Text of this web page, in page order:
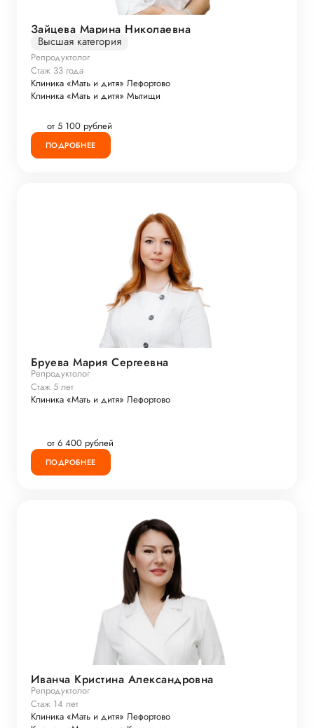
Зайцева Марина Николаевна
Высшая категория
Репродуктолог
Стаж 33 года
Клиника «Мать и дитя» Лефортово
Клиника «Мать и дитя» Мытищи
от 5 100 рублей
ПОДРОБНЕЕ
Бруева Мария Сергеевна
Репродуктолог
Стаж 5 лет
Клиника «Мать и дитя» Лефортово
от 6 400 рублей
ПОДРОБНЕЕ
Иванча Кристина Александровна
Репродуктолог
Стаж 14 лет
Клиника «Мать и дитя» Лефортово